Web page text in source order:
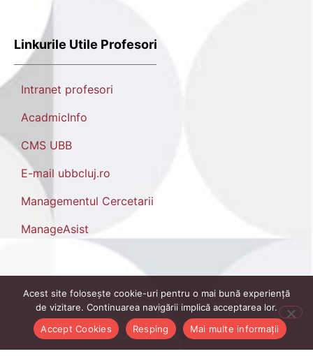
Linkurile Utile Profesori
Intranet profesori
AcadmicInfo
CMS UBB
E-mail ubbcluj.ro
Managementul Cercetarii
ManageAsist
Acest site folosește cookie-uri pentru o mai bună experiență
de vizitare. Continuarea navigării implică acceptarea lor.
Accept Cookies
Resping Mai multe informații